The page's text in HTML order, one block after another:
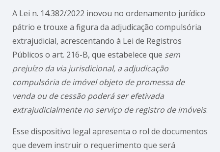
A Lei n. 14.382/2022 inovou no ordenamento jurídico
pátrio e trouxe a figura da adjudicação compulsória
extrajudicial, acrescentando à Lei de Registros
Públicos o art. 216-B, que estabelece que sem
prejuízo da via jurisdicional, a adjudicação
compulsória de imóvel objeto de promessa de
venda ou de cessão poderá ser efetivada
extrajudicialmente no serviço de registro de imóveis.
Esse dispositivo legal apresenta o rol de documentos
que devem instruir o requerimento que será